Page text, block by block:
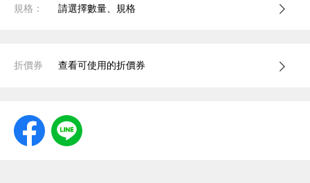
規格： 請選擇數量、規格
折價券 查看可使用的折價券